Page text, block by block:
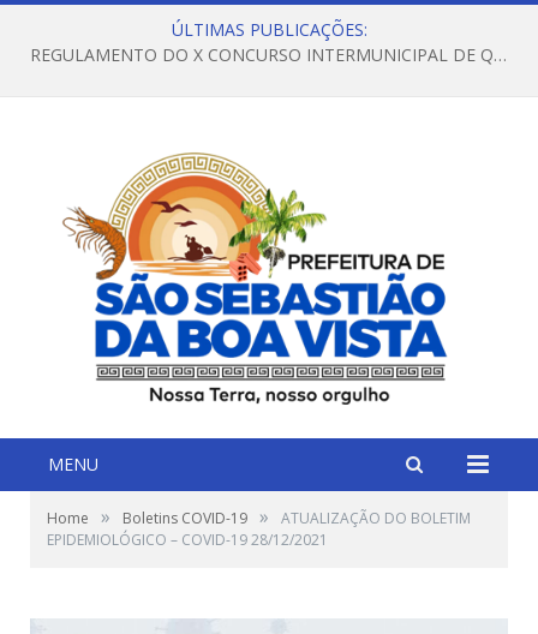
ÚLTIMAS PUBLICAÇÕES:
REGULAMENTO DO X CONCURSO INTERMUNICIPAL DE QUADRILHAS JUNINAS – 2026 – ARRAIÁ DA VENEZA
MENU
Home » Boletins COVID-19 »
ATUALIZAÇÃO DO BOLETIM
EPIDEMIOLÓGICO – COVID-19 28/12/2021